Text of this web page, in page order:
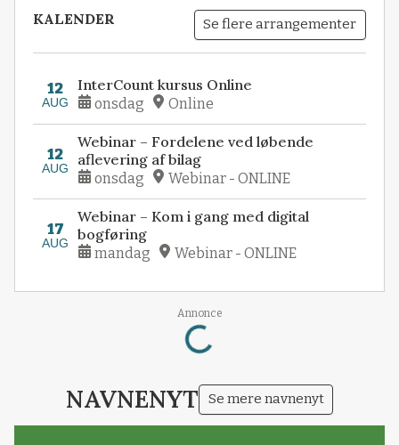
KALENDER Se flere arrangementer
12
AUG
InterCount kursus Online
onsdag Online
12
AUG
Webinar – Fordelene ved løbende
aflevering af bilag
onsdag Webinar - ONLINE
17
AUG
Webinar – Kom i gang med digital
bogføring
mandag Webinar - ONLINE
Annonce
Loading...
NAVNENYT Se mere navnenyt